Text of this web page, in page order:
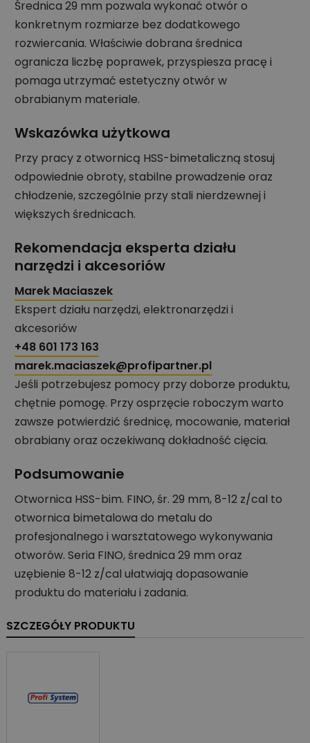
Średnica 29 mm pozwala wykonać otwór o
konkretnym rozmiarze bez dodatkowego
rozwiercania. Właściwie dobrana średnica
ogranicza liczbę poprawek, przyspiesza pracę i
pomaga utrzymać estetyczny otwór w
obrabianym materiale.
Wskazówka użytkowa
Przy pracy z otwornicą HSS-bimetaliczną stosuj
odpowiednie obroty, stabilne prowadzenie oraz
chłodzenie, szczególnie przy stali nierdzewnej i
większych średnicach.
Rekomendacja eksperta działu
narzędzi i akcesoriów
Marek Maciaszek
Ekspert działu narzędzi, elektronarzędzi i
akcesoriów
+48 601 173 163
marek.maciaszek@profipartner.pl
Jeśli potrzebujesz pomocy przy doborze produktu,
chętnie pomogę. Przy osprzęcie roboczym warto
zawsze potwierdzić średnicę, mocowanie, materiał
obrabiany oraz oczekiwaną dokładność cięcia.
Podsumowanie
Otwornica HSS-bim. FINO, śr. 29 mm, 8-12 z/cal to
otwornica bimetalowa do metalu do
profesjonalnego i warsztatowego wykonywania
otworów. Seria FINO, średnica 29 mm oraz
uzębienie 8-12 z/cal ułatwiają dopasowanie
produktu do materiału i zadania.
SZCZEGÓŁY PRODUKTU